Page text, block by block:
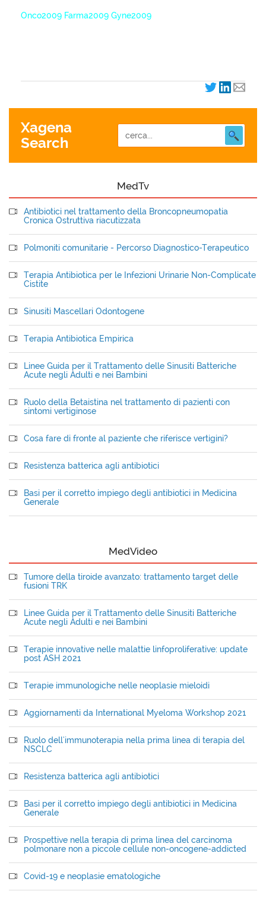
Onco2009 Farma2009 Gyne2009
Xagena
Search
MedTv
Antibiotici nel trattamento della Broncopneumopatia
Cronica Ostruttiva riacutizzata
Polmoniti comunitarie - Percorso Diagnostico-Terapeutico
Terapia Antibiotica per le Infezioni Urinarie Non-Complicate
Cistite
Sinusiti Mascellari Odontogene
Terapia Antibiotica Empirica
Linee Guida per il Trattamento delle Sinusiti Batteriche
Acute negli Adulti e nei Bambini
Ruolo della Betaistina nel trattamento di pazienti con
sintomi vertiginose
Cosa fare di fronte al paziente che riferisce vertigini?
Resistenza batterica agli antibiotici
Basi per il corretto impiego degli antibiotici in Medicina
Generale
MedVideo
Tumore della tiroide avanzato: trattamento target delle
fusioni TRK
Linee Guida per il Trattamento delle Sinusiti Batteriche
Acute negli Adulti e nei Bambini
Terapie innovative nelle malattie linfoproliferative: update
post ASH 2021
Terapie immunologiche nelle neoplasie mieloidi
Aggiornamenti da International Myeloma Workshop 2021
Ruolo dell'immunoterapia nella prima linea di terapia del
NSCLC
Resistenza batterica agli antibiotici
Basi per il corretto impiego degli antibiotici in Medicina
Generale
Prospettive nella terapia di prima linea del carcinoma
polmonare non a piccole cellule non-oncogene-addicted
Covid-19 e neoplasie ematologiche